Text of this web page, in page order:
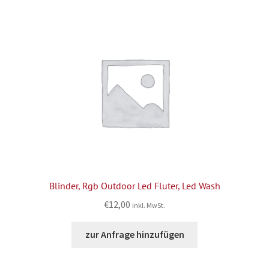
Blinder, Rgb Outdoor Led Fluter, Led Wash
€12,00 inkl. MwSt.
zur Anfrage hinzufügen